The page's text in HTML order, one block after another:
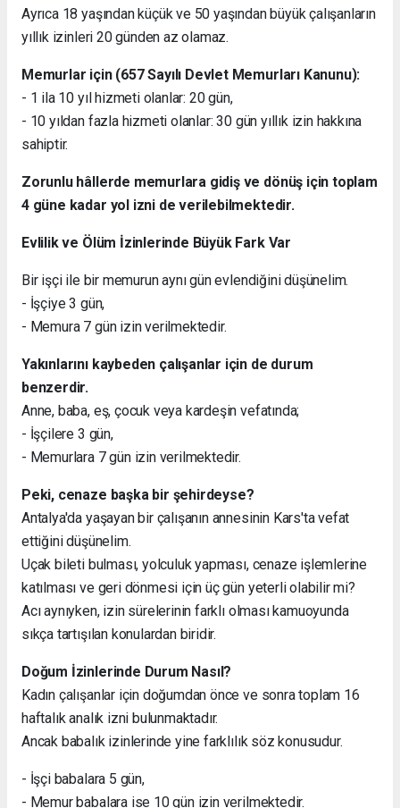
Ayrıca 18 yaşından küçük ve 50 yaşından büyük çalışanların
yıllık izinleri 20 günden az olamaz.
Memurlar için (657 Sayılı Devlet Memurları Kanunu):
- 1 ila 10 yıl hizmeti olanlar: 20 gün,
- 10 yıldan fazla hizmeti olanlar: 30 gün yıllık izin hakkına
sahiptir.
Zorunlu hâllerde memurlara gidiş ve dönüş için toplam
4 güne kadar yol izni de verilebilmektedir.
Evlilik ve Ölüm İzinlerinde Büyük Fark Var
Bir işçi ile bir memurun aynı gün evlendiğini düşünelim.
- İşçiye 3 gün,
- Memura 7 gün izin verilmektedir.
Yakınlarını kaybeden çalışanlar için de durum
benzerdir.
Anne, baba, eş, çocuk veya kardeşin vefatında;
- İşçilere 3 gün,
- Memurlara 7 gün izin verilmektedir.
Peki, cenaze başka bir şehirdeyse?
Antalya'da yaşayan bir çalışanın annesinin Kars'ta vefat
ettiğini düşünelim.
Uçak bileti bulması, yolculuk yapması, cenaze işlemlerine
katılması ve geri dönmesi için üç gün yeterli olabilir mi?
Acı aynıyken, izin sürelerinin farklı olması kamuoyunda
sıkça tartışılan konulardan biridir.
Doğum İzinlerinde Durum Nasıl?
Kadın çalışanlar için doğumdan önce ve sonra toplam 16
haftalık analık izni bulunmaktadır.
Ancak babalık izinlerinde yine farklılık söz konusudur.
- İşçi babalara 5 gün,
- Memur babalara ise 10 gün izin verilmektedir.